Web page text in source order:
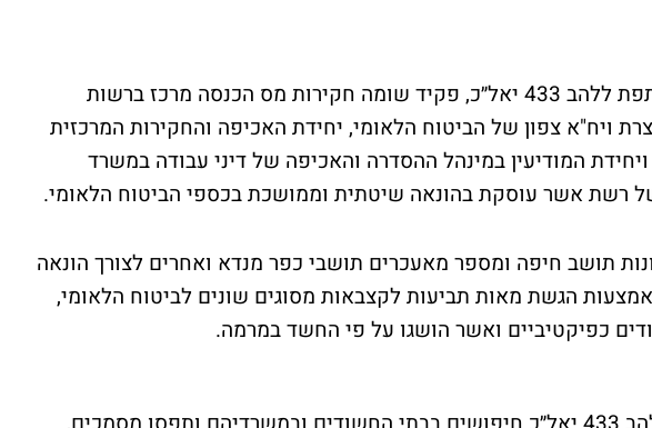
בחקירה סמויה ממושכת ומשותפת ללהב 433 יאל״כ, פקיד שומה חקירות מס הכנסה מרכז ברשות
ויח"א צפון של הביטוח הלאומי, יחידת האכיפה והחקירות המרכזית
המודיעין במינהל ההסדרה והאכיפה של דיני עבודה במשרד
רשת אשר עוסקת בהונאה שיטתית וממושכת בכספי הביטוח הלאומי.
תושב חיפה ומספר מאעכרים תושבי כפר מנדא ואחרים לצורך הונאה
הגשת מאות תביעות לקצבאות מסוגים שונים לביטוח הלאומי,
כפיקטיביים ואשר הושגו על פי החשד במרמה.